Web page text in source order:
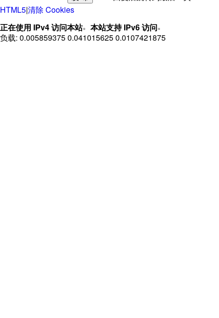
HTML5|清除 Cookies
正在使用 IPv4 访问本站。 本站支持 IPv6 访问。
负载: 0.005859375 0.041015625 0.0107421875